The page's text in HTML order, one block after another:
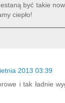
być takie
ciepło!
2013 03:39
i tak ładnie